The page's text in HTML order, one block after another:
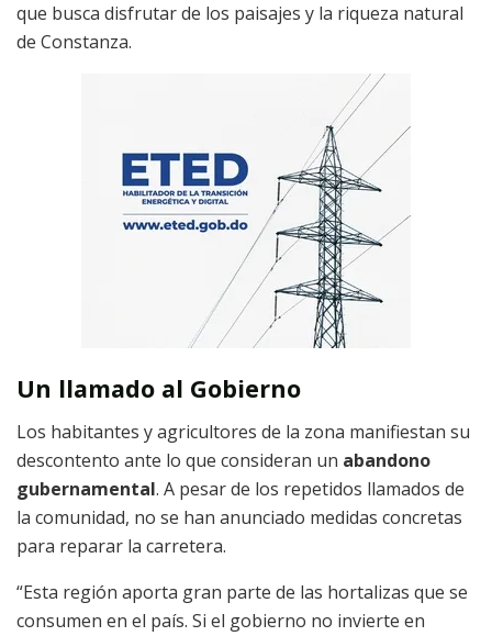
que busca disfrutar de los paisajes y la riqueza natural
de Constanza.
Un llamado al Gobierno
Los habitantes y agricultores de la zona manifiestan su
descontento ante lo que consideran un abandono
gubernamental. A pesar de los repetidos llamados de
la comunidad, no se han anunciado medidas concretas
para reparar la carretera.
“Esta región aporta gran parte de las hortalizas que se
consumen en el país. Si el gobierno no invierte en